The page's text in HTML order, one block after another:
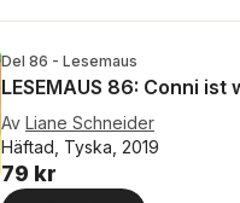
Del 86 - Lesemaus
LESEMAUS 86: Conni ist
Av Liane Schneider
Häftad, Tyska, 2019
79 kr